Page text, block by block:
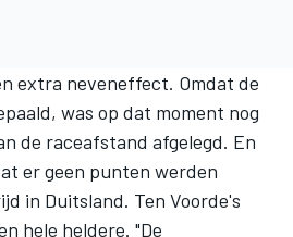
extra neveneffect. Omdat de
was op dat moment nog
de raceafstand afgelegd. En
er geen punten werden
in Duitsland. Ten Voorde's
hele heldere. "De